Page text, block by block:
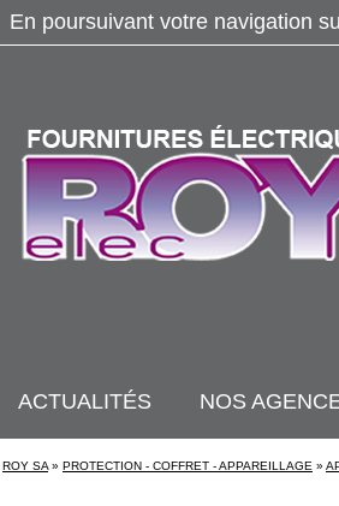
ACTUALITÉS NOS
ROY SA » PROTECTION - COFFRET - APPAREILLAGE »
En poursuivant votre navigation